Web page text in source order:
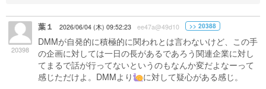
20398
葉１ 2026/06/04 (木) 09:52:23 ee47a@49d10 >> 20388
DMMが自発的に積極的に関われとは言わないけど、この手
の企画に対しては一日の長があるであろう関連企業に対し
てまるで話が行ってないというのもなんか変だよなーって
感じただけよ。DMMより
に対して疑心がある感じ。